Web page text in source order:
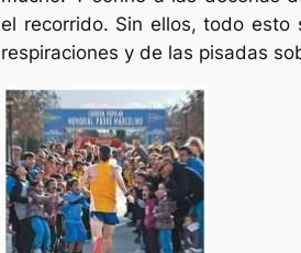
el recorrido. Sin ellos, todo esto
respiraciones y de las pisadas